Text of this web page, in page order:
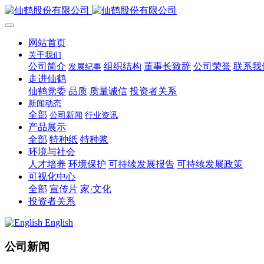
网站首页
关于我们
公司简介 发展纪事 组织结构 董事长致辞 公司荣誉 联系我
走进仙鹤
仙鹤党委 品质 质量诚信 投资者关系
新闻动态
全部 公司新闻 行业资讯
产品展示
全部 特种纸 特种浆
环境与社会
人才培养 环境保护 可持续发展报告 可持续发展政策
可视化中心
全部 宣传片 家·文化
投资者关系
English
公司新闻